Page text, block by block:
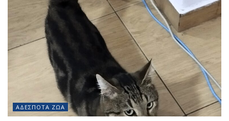
ΑΔΈΣΠΟΤΑ ΖΏΑ